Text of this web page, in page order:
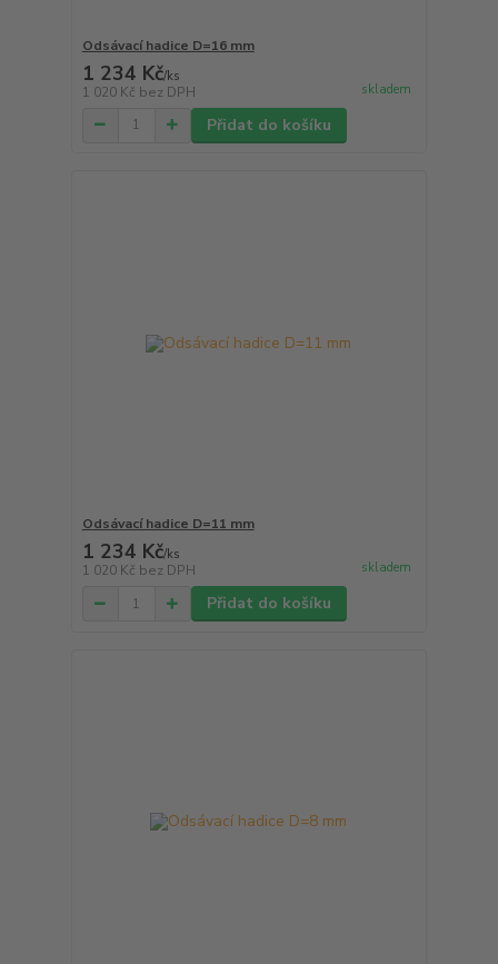
Odsávací hadice D=16 mm
1 234 Kč/ks
1 020 Kč bez DPH skladem
Přidat do košíku
Odsávací hadice D=11 mm
1 234 Kč/ks
1 020 Kč bez DPH skladem
Přidat do košíku